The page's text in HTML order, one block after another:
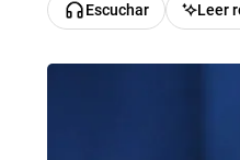
Escuchar Leer